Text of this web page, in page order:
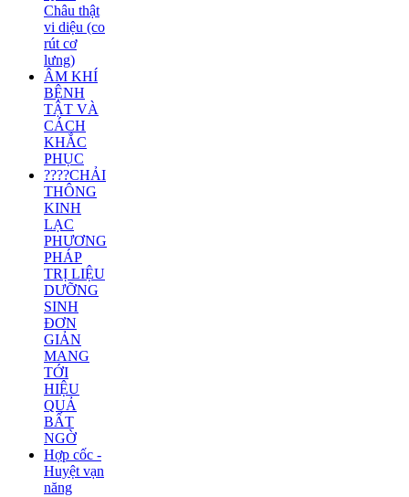
Châu thật
vi diệu (co
rút cơ
lưng)
ÂM KHÍ
BỆNH
TẬT VÀ
CÁCH
KHẮC
PHỤC
????CHẢI
THÔNG
KINH
LẠC
PHƯƠNG
PHÁP
TRỊ LIỆU
DƯỠNG
SINH
ĐƠN
GIẢN
MANG
TỚI
HIỆU
QUẢ
BẤT
NGỜ
Hợp cốc -
Huyệt vạn
năng